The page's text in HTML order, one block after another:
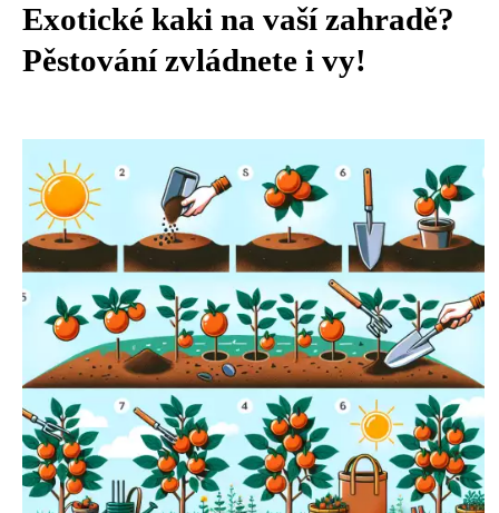
Exotické kaki na vaší zahradě?
Pěstování zvládnete i vy!